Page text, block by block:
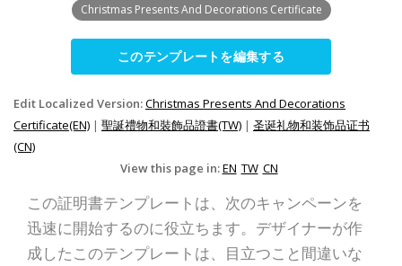
Christmas Presents And Decorations Certificate
このテンプレートを編集する
Edit Localized Version:Christmas Presents And Decorations
Certificate(EN) | 聖誕禮物和裝飾品證書(TW) | 圣诞礼物和装饰品证书
(CN)
View this page in:EN TW CN
この証明書テンプレートは、次のキャンペーンを
迅速に開始するのに役立ちます。デザイナーが作
成したこのテンプレートは、目立つこと間違いな